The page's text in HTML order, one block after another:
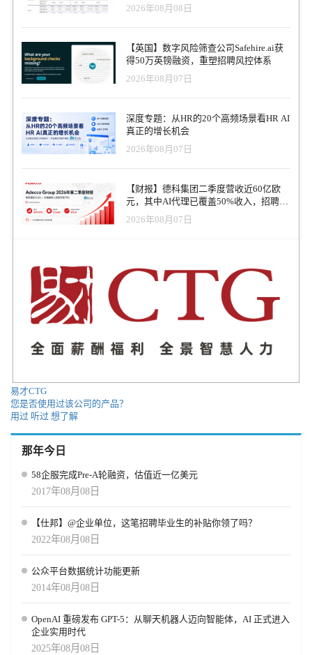
收入逆势增长30%，AI招聘推动利润率升
至47.4%
2026年08月08日
【英国】数字风险筛查公司Safehire.ai获
得50万英镑融资，重塑招聘风控体系
2026年08月07日
深度专题：从HR的20个高频场景看HR AI
真正的增长机会
2026年08月07日
【财报】德科集团二季度营收近60亿欧
元，其中AI代理已覆盖50%收入，招聘服
务进入运营重构阶段
2026年08月07日
易才CTG
您是否使用过该公司的产品？
用过 听过 想了解
那年今日
58企服完成Pre-A轮融资，估值近一亿美元
2017年08月08日
【仕邦】@企业单位，这笔招聘毕业生的补贴你领了吗？
2022年08月08日
公众平台数据统计功能更新
2014年08月08日
OpenAI 重磅发布 GPT-5：从聊天机器人迈向智能体，AI 正式进入
企业实用时代
2025年08月08日